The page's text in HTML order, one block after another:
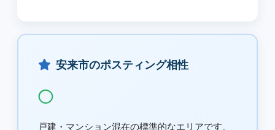
安来市のポスティング相性
◯
戸建・マンション混在の標準的なエリアです。